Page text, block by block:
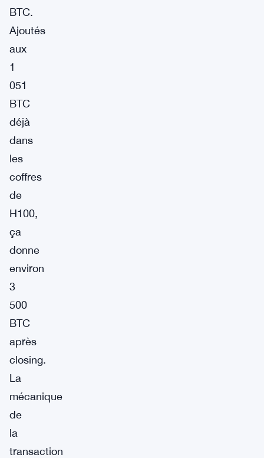
BTC.
Ajoutés
aux
1
051
BTC
déjà
dans
les
coffres
de
H100,
ça
donne
environ
3
500
BTC
après
closing.
La
mécanique
de
la
transaction